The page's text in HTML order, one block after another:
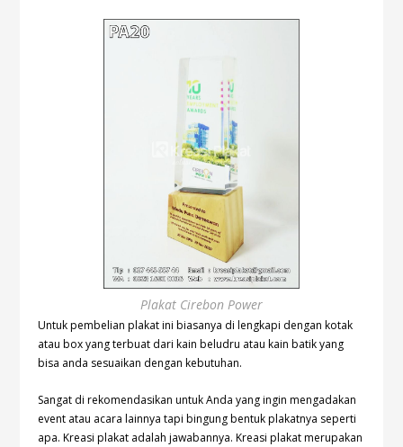
Plakat Cirebon Power
Untuk pembelian plakat ini biasanya di lengkapi dengan kotak
atau box yang terbuat dari kain beludru atau kain batik yang
bisa anda sesuaikan dengan kebutuhan.
Sangat di rekomendasikan untuk Anda yang ingin mengadakan
event atau acara lainnya tapi bingung bentuk plakatnya seperti
apa. Kreasi plakat adalah jawabannya. Kreasi plakat merupakan